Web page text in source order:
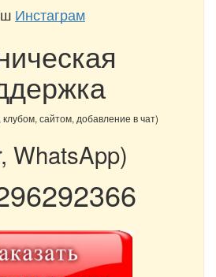
Инстаграм
сайтом, добавление в чат)
WhatsApp)